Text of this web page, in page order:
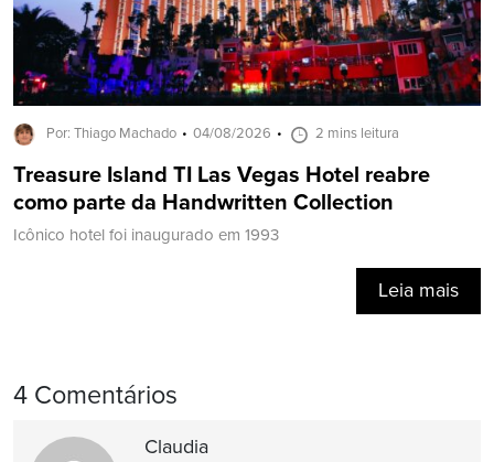
Por: Thiago Machado 04/08/2026 2 mins leitura
Treasure Island TI Las Vegas Hotel reabre
como parte da Handwritten Collection
Icônico hotel foi inaugurado em 1993
Leia mais
4 Comentários
Claudia